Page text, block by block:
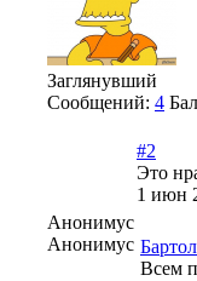
Заглянувший
Сообщений: 4
Анонимус
Анонимус
#2
Это
1 июн
Всем